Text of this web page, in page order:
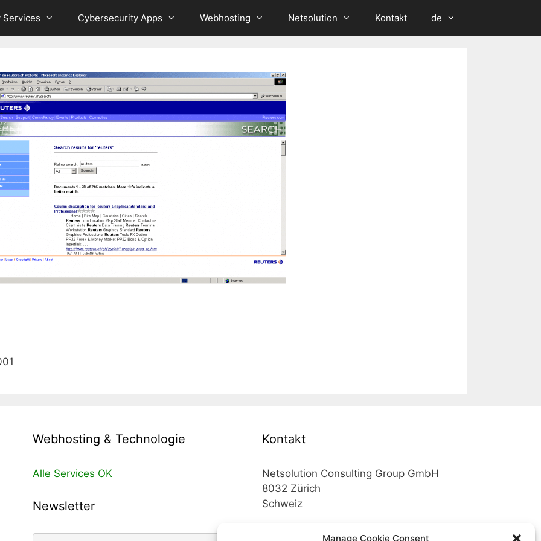
Manage Cookie Consent
Services Cybersecurity Apps Webhosting Netsolution Kontakt de
Webhosting & Technologie
Alle Services OK
Newsletter
Kontakt
Netsolution Consulting Group GmbH
8032 Zürich
Schweiz
Telefon +41 43 200 02 52